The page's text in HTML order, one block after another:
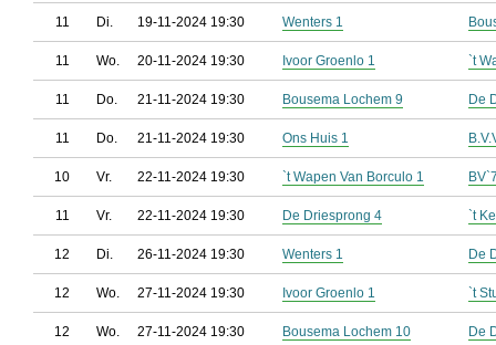
11 Di. 19-11-2024 19:30 Wenters 1
11 Wo. 20-11-2024 19:30 Ivoor Groenlo 1 `t
11 Do. 21-11-2024 19:30 Bousema Lochem 9 De
11 Do. 21-11-2024 19:30 Ons Huis 1
10 Vr. 22-11-2024 19:30 `t Wapen Van Borculo 1
11 Vr. 22-11-2024 19:30 De Driesprong 4 `t
12 Di. 26-11-2024 19:30 Wenters 1 De
12 Wo. 27-11-2024 19:30 Ivoor Groenlo 1 `t
12 Wo. 27-11-2024 19:30 Bousema Lochem 10 De